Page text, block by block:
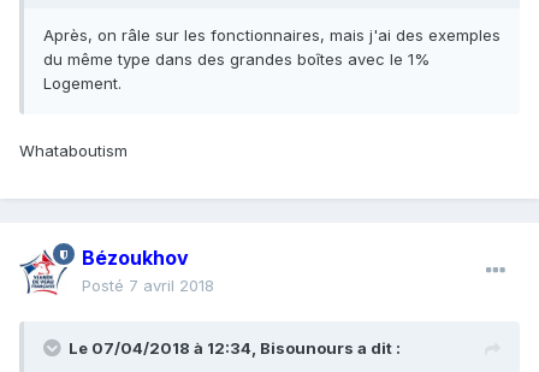
Après, on râle sur les fonctionnaires, mais j'ai des exemples
du même type dans des grandes boîtes avec le 1%
Logement.
Whataboutism
Bézoukhov
Posté 7 avril 2018
Le 07/04/2018 à 12:34, Bisounours a dit :